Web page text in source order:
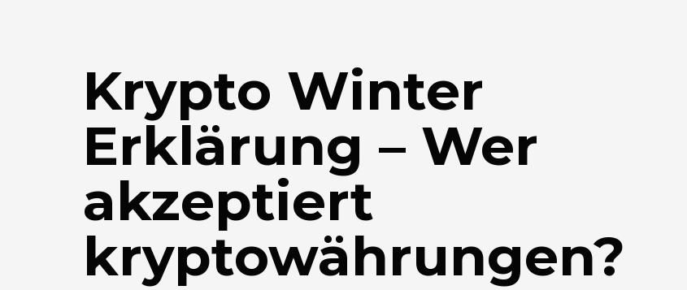
Krypto Winter
Erklärung – Wer
akzeptiert
kryptowährungen?